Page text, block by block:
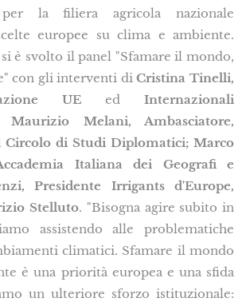
per la filiera agricola nazionale
europee su clima e ambiente.
si è svolto il panel "Sfamare il mondo,
con gli interventi diCristina Tinelli,
UE ed Internazionali
Maurizio Melani, Ambasciatore,
Circolo di Studi Diplomatici; Marco
Italiana dei Geografi e
Presidente Irrigants d'Europe,
Stelluto. "Bisogna agire subito in
assistendo alle problematiche
climatici. Sfamare il mondo
è una priorità europea e una sfida
un ulteriore sforzo istituzionale: